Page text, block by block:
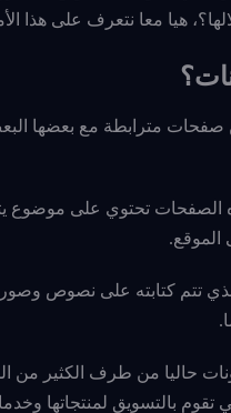
هيا معا نتعرف على هذا
صفحات مترابطة مع بعضها
تحتوي على موضوع
تتم كتابته على نصوص
حاليا من طرف الكثير من
بالتسويق لمنتجاتها